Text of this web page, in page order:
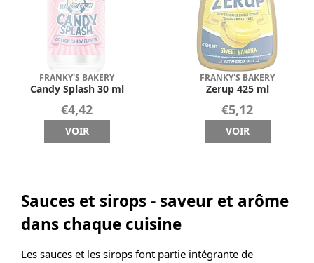
FRANKY'S BAKERY
Candy Splash 30 ml
€4,42
VOIR
FRANKY'S BAKERY
Zerup 425 ml
€5,12
VOIR
Sauces et sirops - saveur et arôme
dans chaque cuisine
Les sauces et les sirops font partie intégrante de